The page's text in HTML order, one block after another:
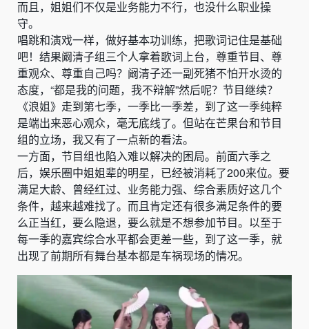
而且，姐姐们不仅是业务能力不行，也没什么职业操
守。
唱跳和演戏一样，做好基本功训练，把歌词记住是基础
吧！结果阚清子组三个人拿着歌词上台，尊重节目、尊
重观众、尊重自己吗？阚清子还一副死猪不怕开水烫的
态度，“都是我的问题，我不辩解”然后呢？节目继续？
《浪姐》走到第七季，一季比一季差，到了这一季纯粹
是端出来恶心观众，毫无底线了。但站在芒果台和节目
组的立场，我又有了一点新的看法。
一方面，节目组也陷入难以解决的困局。前面六季之
后，娱乐圈中姐姐辈的明星，已经被消耗了200来位。要
满足大龄、曾经红过、业务能力强、综合素质好这几个
条件，越来越难找了。而且肯定还有很多满足条件的要
么正当红，要么隐退，要么就是不想参加节目。以至于
每一季的嘉宾综合水平都会更差一些，到了这一季，就
出现了前期所有舞台基本都是车祸现场的情况。